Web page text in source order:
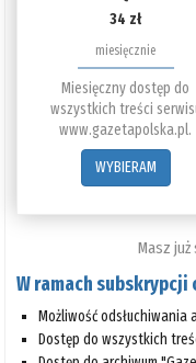
34 zł
miesięcznie
Miesięczny dostęp do
wszystkich treści
www.gazetapolska.pl.
WYBIERAM
Masz już
W ramach subskrypcji
Możliwość odsłuchiwania
Dostęp do wszystkich